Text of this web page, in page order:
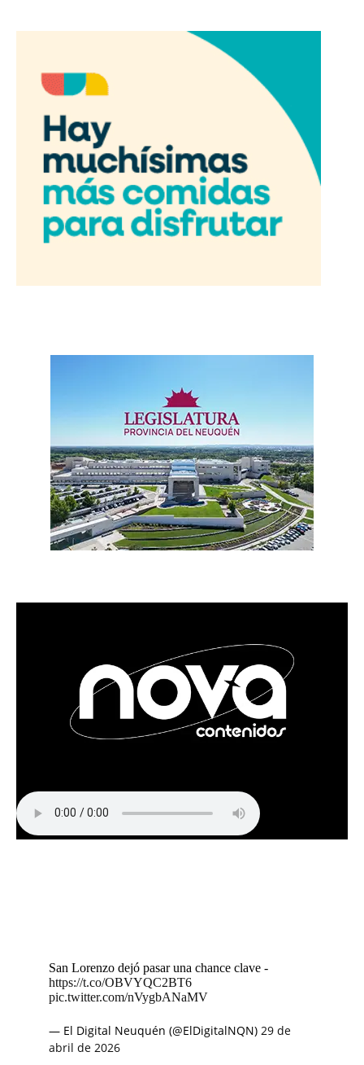
San Lorenzo dejó pasar una chance clave -
https://t.co/OBVYQC2BT6
pic.twitter.com/nVygbANaMV
— El Digital Neuquén (@ElDigitalNQN) 29 de
abril de 2026